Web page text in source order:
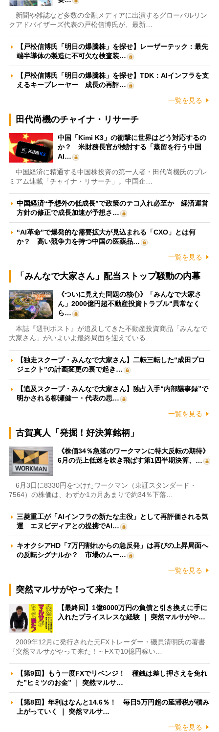
新聞や雑誌など多数の金融メディアに出演するグローバルリン
クアドバイザーズ代表の戸松信博氏が、最新…
【戸松信博氏「明日の爆騰株」を探せ】レーザーテック：最先
端半導体の製造に不可欠な検査装…
【戸松信博氏「明日の爆騰株」を探せ】TDK：AIインフラを支
えるキープレーヤー 成長の再評…
一覧を見る
田代尚機のチャイナ・リサーチ
中国「Kimi K3」の衝撃に世界はどう対応するの
か？ 米財務長官が検討する「蒸留を行う中国
AI…
中国経済に精通する中国株投資の第一人者・田代尚機氏のプレ
ミアム連載「チャイナ・リサーチ」。中国企…
中国経済“予想外の低成長”で政策のテコ入れ必至か 経済運営
方針の修正で成長加速が予想さ…
“AI革命”で爆発的な需要拡大が見込まれる「CXO」とは何
か？ 高い競争力を持つ中国の医薬品…
一覧を見る
「みんなで大家さん」配当ストップ騒動の内幕
《ついに見えた問題の核心》「みんなで大家さ
ん」2000億円超不動産投資トラブル“異常なく
ら…
本誌『週刊ポスト』が追及してきた不動産投資商品「みんなで
大家さん」がいよいよ最終局面を迎えている…
【独走スクープ・みんなで大家さん】二転三転した“成田プロ
ジェクト”の計画変更の裏で起き…
【追及スクープ・みんなで大家さん】独占入手“内部議事録”で
明かされる柳瀬健一・代表の思…
一覧を見る
古賀真人「発掘！好決算銘柄」
《株価34％急落のワークマンに特大反転の期待》
6月の売上低迷を吹き飛ばす第1四半期決算、…
6月3日に8330円をつけたワークマン（東証スタンダード・
7564）の株価は、わずか1カ月あまりで約34％下落…
三菱重工が「AIインフラの新たな主役」として再評価される気
運 エヌビディアとの提携でAI…
キオクシアHD「7万円割れからの急反発」は再びの上昇局面へ
の反転シグナルか？ 市場のムー…
一覧を見る
突然マルサがやって来た！
【最終回】1億6000万円の負債と引き換えに手に
入れたプライスレスな経験 ｜ 突然マルサがや…
2009年12月に発行された元FXトレーダー・磯貝清明氏の著書
『突然マルサがやって来た！～FXで10億円稼い…
【第9回】もう一度FXでリベンジ！ 種銭は差し押さえを免れ
た”ヒミツのお金” ｜ 突然マルサ…
【第8回】年利はなんと14.6％！ 毎日5万円超の延滞税が積み
上がっていく ｜ 突然マルサ…
一覧を見る